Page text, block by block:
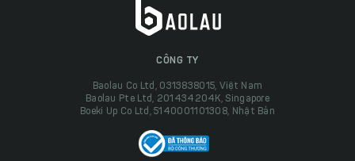
CÔNG TY
Baolau Co Ltd, 0313838015, Việt Nam
Baolau Pte Ltd, 201434204K, Singapore
Boeki Up Co Ltd, 5140001101308, Nhật Bản